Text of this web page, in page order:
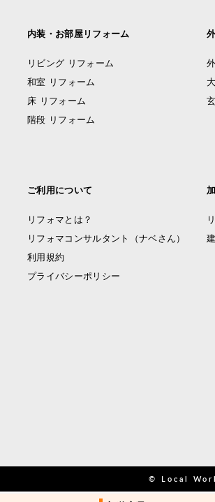
内装・お部屋リフォーム
リビング リフォーム
和室 リフォーム
床 リフォーム
階段 リフォーム
ご利用について
リフォマとは？
リフォマコンサルタント（ナベさん）
利用規約
プライバシーポリシー
© Local